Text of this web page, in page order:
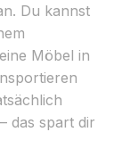
Du kannst
Möbel in
das spart dir